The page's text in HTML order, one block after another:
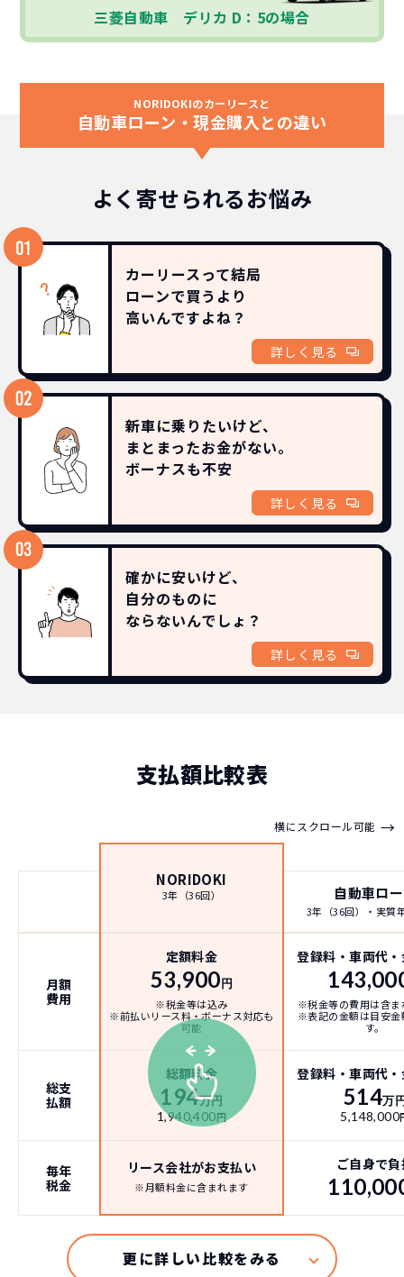
三菱自動車 デリカ D：5の場合
NORIDOKIのカーリースと
自動車ローン・現金購入との違い
よく寄せられるお悩み
カーリースって結局
ローンで買うより
高いんですよね？
詳しく見る
新車に乗りたいけど、
まとまったお金がない。
ボーナスも不安
詳しく見る
確かに安いけど、
自分のものに
ならないんでしょ？
詳しく見る
支払額比較表
横にスクロール可能 →
NORIDOKI
3年（36回） 自動車ロ
3年（36回）・実質
月額
費用
定額料金
53,900円
※税金等は込み
※前払いリース料・ボーナス対応も
可能
登録料・車両代
※税金等の費用は含ま
※表記の金額は目安金
す。
総支
払額
総額料金
194万円
1,940,400円
登録料・車両代
514万
5,148,000
毎年
税金
リース会社がお支払い
※月額料金に含まれます
ご自身で